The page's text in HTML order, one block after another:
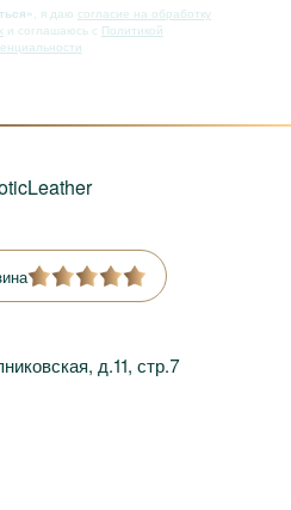
, я даю согласие на обработку
и соглашаюсь с Политикой
д.11, стр.7